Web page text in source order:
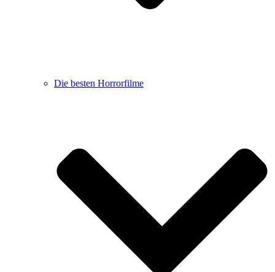
Die besten Horrorfilme